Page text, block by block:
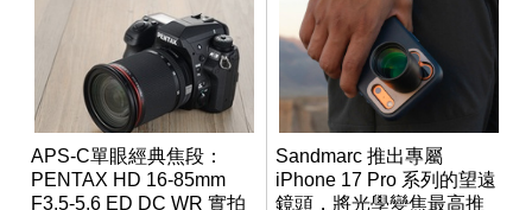
APS-C單眼經典焦段：
PENTAX HD 16-85mm
F3.5-5.6 ED DC WR 實拍
Sandmarc 推出專屬
iPhone 17 Pro 系列的望遠
鏡頭，將光學變焦最高推